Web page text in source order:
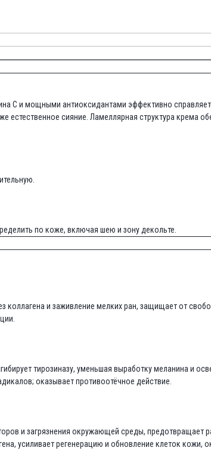
С и мощными антиоксидантами эффективно
естественное сияние. Ламеллярная структура крема
по коже, включая шею и зону декольте.
коллагена и заживление мелких ран, защищает от
тирозиназу, уменьшая выработку меланина и
оказывает противоотёчное действие.
и загрязнения окружающей среды, предотвращает
усиливает регенерацию и обновление клеток кожи,